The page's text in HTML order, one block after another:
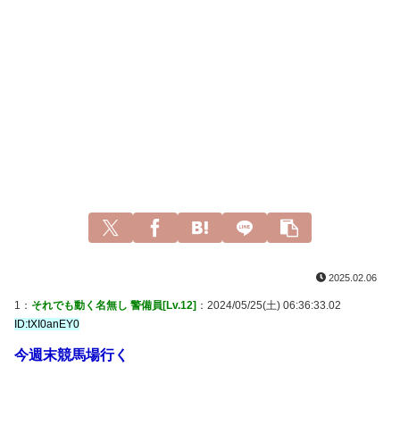
2025.02.06
1： それでも動く名無し 警備員[Lv.12] ：2024/05/25(土) 06:36:33.02
ID:tXI0anEY0
今週末競馬場行く